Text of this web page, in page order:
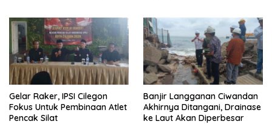
Gelar Raker, IPSI Cilegon
Fokus Untuk Pembinaan Atlet
Pencak Silat
Banjir Langganan Ciwandan
Akhirnya Ditangani, Drainase
ke Laut Akan Diperbesar